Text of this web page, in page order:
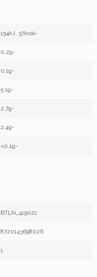
154kJ, 37kcal-
0,2g-
0,1g-
5,1g-
2,7g-
2,4g-
<0,1g-
BTLN_419021
8720143698026
1